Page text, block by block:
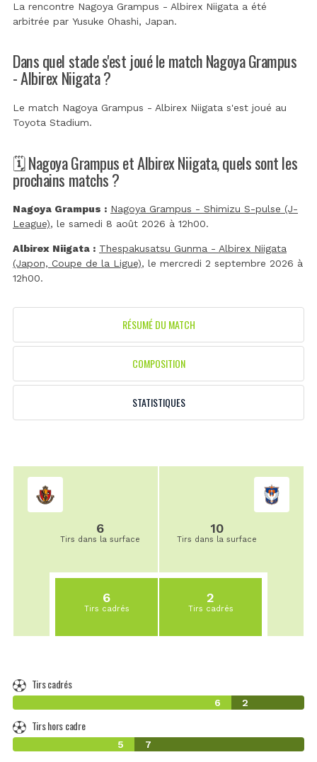
La rencontre Nagoya Grampus - Albirex Niigata a été
arbitrée par Yusuke Ohashi, Japan.
Dans quel stade s'est joué le match Nagoya Grampus
- Albirex Niigata ?
Le match Nagoya Grampus - Albirex Niigata s'est joué au
Toyota Stadium.
🗓️ Nagoya Grampus et Albirex Niigata, quels sont les
prochains matchs ?
Nagoya Grampus : Nagoya Grampus - Shimizu S-pulse (J-
League), le samedi 8 août 2026 à 12h00.
Albirex Niigata : Thespakusatsu Gunma - Albirex Niigata
(Japon, Coupe de la Ligue), le mercredi 2 septembre 2026 à
12h00.
RÉSUMÉ DU MATCH
COMPOSITION
STATISTIQUES
6
Tirs dans la surface
6
Tirs cadrés
10
Tirs dans la surface
2
Tirs cadrés
Tirs cadrés
6 2
Tirs hors cadre
5 7